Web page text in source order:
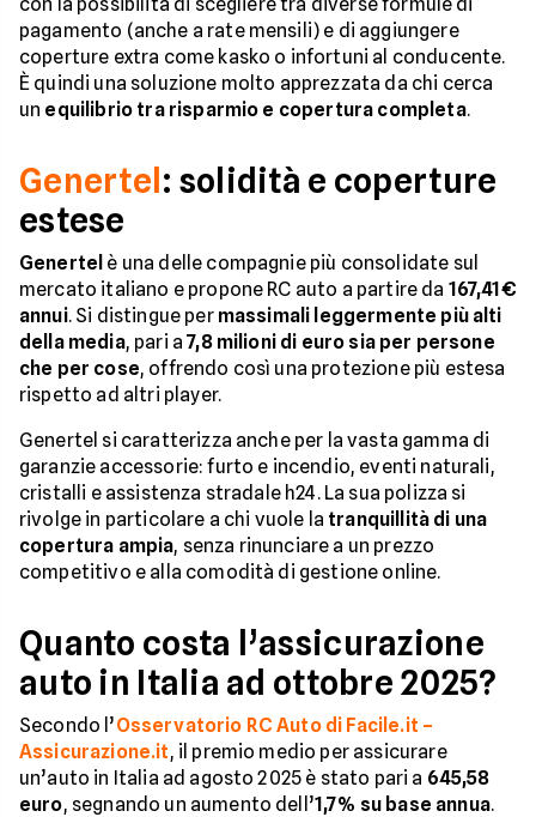
pagamento (anche a rate mensili) e di aggiungere
coperture extra come kasko o infortuni al conducente.
È quindi una soluzione molto apprezzata da chi cerca
un equilibrio tra risparmio e copertura completa.
Genertel: solidità e coperture
estese
Genertel è una delle compagnie più consolidate sul
mercato italiano e propone RC auto a partire da 167,41€
annui. Si distingue per massimali leggermente più alti
della media, pari a7,8 milioni di euro sia per persone
che per cose, offrendo così una protezione più estesa
rispetto ad altri player.
Genertel si caratterizza anche per la vasta gamma di
garanzie accessorie: furto e incendio, eventi naturali,
cristalli e assistenza stradale h24. La sua polizza si
rivolge in particolare a chi vuole la tranquillità di una
copertura ampia, senza rinunciare a un prezzo
competitivo e alla comodità di gestione online.
Quanto costa l’assicurazione
auto in Italia ad ottobre 2025?
Secondo l’Osservatorio RC Auto di Facile.it –
Assicurazione.it, il premio medio per assicurare
un’auto in Italia ad agosto 2025 è stato pari a 645,58
euro, segnando un aumento dell’1,7% su base annua.